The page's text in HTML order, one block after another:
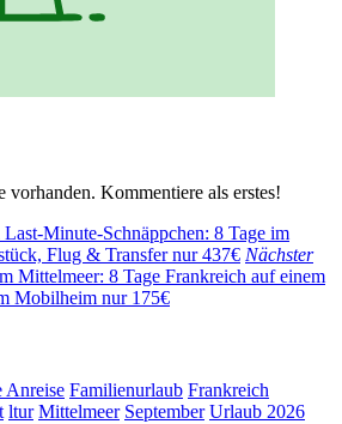
Kommentiere als erstes!
Minute-Schnäppchen: 8 Tage im
Flug & Transfer nur 437€ Nächster
Mittelmeer: 8 Tage Frankreich auf einem
Mobilheim nur 175€
Anreise Familienurlaub Frankreich
ltur Mittelmeer September Urlaub 2026